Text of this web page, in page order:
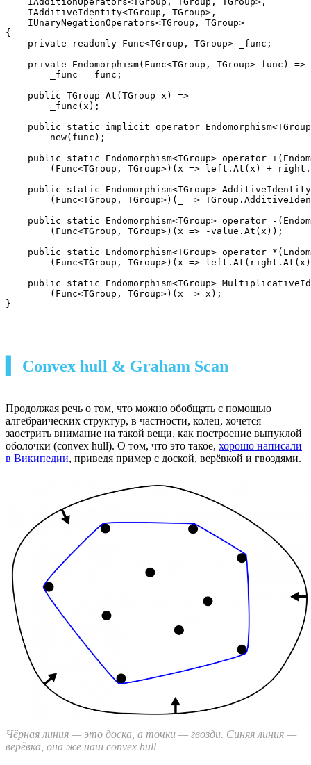
    IAdditiveIdentity<TGroup, TGroup>,
    IUnaryNegationOperators<TGroup, TGroup>
{
    private readonly Func<TGroup, TGroup> _func;
    private Endomorphism(Func<TGroup, TGroup> func) =>
        _func = func;
    public TGroup At(TGroup x) =>
        _func(x);
public static implicit operator
        new(func);
public static Endomorphism<TGroup> operator
(Func<TGroup, TGroup>)(x => left.At(x) +
public static Endomorphism<TGroup>
(Func<TGroup, TGroup>)(_ =>
public static Endomorphism<TGroup> operator -
        (Func<TGroup, TGroup>)(x => -value.At(x));
public static Endomorphism<TGroup> operator
(Func<TGroup, TGroup>)(x =>
public static Endomorphism<TGroup>
        (Func<TGroup, TGroup>)(x => x);
▍ Convex hull & Graham Scan
Продолжая речь о том, что можно обобщать с помощью
алгебраических структур, в частности, колец, хочется
заострить внимание на такой вещи, как построение выпуклой
оболочки (convex hull). О том, что это такое, хорошо написали
в Википедии, приведя пример с доской, верёвкой и гвоздями.
Чёрная линия — это доска, а точки — гвозди. Синяя линия —
верёвка, она же наш convex hull